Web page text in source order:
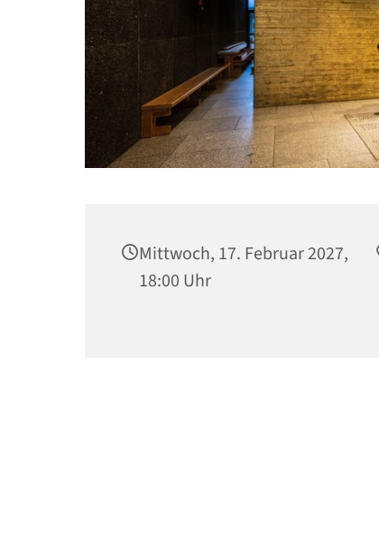
Mittwoch, 17. Februar 2027,
18:00 Uhr